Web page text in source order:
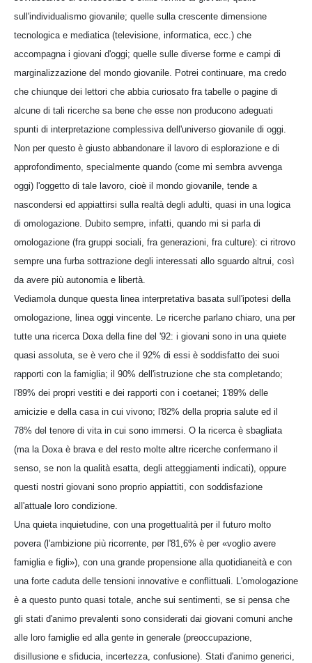
sull'individualismo giovanile; quelle sulla crescente dimensione
tecnologica e mediatica (televisione, informatica, ecc.) che
accompagna i giovani d'oggi; quelle sulle diverse forme e campi di
marginalizzazione del mondo giovanile. Potrei continuare, ma credo
che chiunque dei lettori che abbia curiosato fra tabelle o pagine di
alcune di tali ricerche sa bene che esse non producono adeguati
spunti di interpretazione complessiva dell'universo giovanile di oggi.
Non per questo è giusto abbandonare il lavoro di esplorazione e di
approfondimento, specialmente quando (come mi sembra avvenga
oggi) l'oggetto di tale lavoro, cioè il mondo giovanile, tende a
nascondersi ed appiattirsi sulla realtà degli adulti, quasi in una logica
di omologazione. Dubito sempre, infatti, quando mi si parla di
omologazione (fra gruppi sociali, fra generazioni, fra culture): ci ritrovo
sempre una furba sottrazione degli interessati allo sguardo altrui, così
da avere più autonomia e libertà.
Vediamola dunque questa linea interpretativa basata sull'ipotesi della
omologazione, linea oggi vincente. Le ricerche parlano chiaro, una per
tutte una ricerca Doxa della fine del '92: i giovani sono in una quiete
quasi assoluta, se è vero che il 92% di essi è soddisfatto dei suoi
rapporti con la famiglia; il 90% dell'istruzione che sta completando;
l'89% dei propri vestiti e dei rapporti con i coetanei; 1'89% delle
amicizie e della casa in cui vivono; l'82% della propria salute ed il
78% del tenore di vita in cui sono immersi. O la ricerca è sbagliata
(ma la Doxa è brava e del resto molte altre ricerche confermano il
senso, se non la qualità esatta, degli atteggiamenti indicati), oppure
questi nostri giovani sono proprio appiattiti, con soddisfazione
all'attuale loro condizione.
Una quieta inquietudine, con una progettualità per il futuro molto
povera (l'ambizione più ricorrente, per l'81,6% è per «voglio avere
famiglia e figli»), con una grande propensione alla quotidianeità e con
una forte caduta delle tensioni innovative e conflittuali. L'omologazione
è a questo punto quasi totale, anche sui sentimenti, se si pensa che
gli stati d'animo prevalenti sono considerati dai giovani comuni anche
alle loro famiglie ed alla gente in generale (preoccupazione,
disillusione e sfiducia, incertezza, confusione). Stati d'animo generici,